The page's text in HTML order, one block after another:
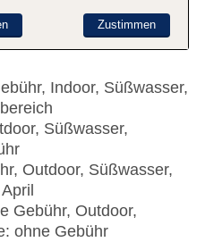
Innenhof,
Indoor, Süßwasser,
Süßwasser,
Outdoor, Süßwasser,
Gebühr, Outdoor,
ohne Gebühr
Zustimmen